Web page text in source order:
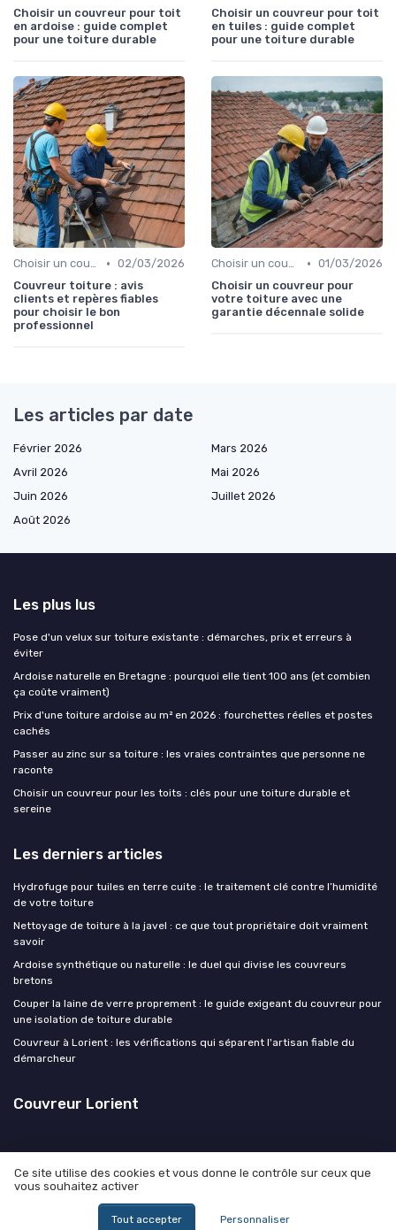
Choisir un couvreur pour toit
en ardoise : guide complet
pour une toiture durable
Choisir un couvreur pour toit
en tuiles : guide complet
pour une toiture durable
Choisir un couvreur • 02/03/2026
Couvreur toiture : avis
clients et repères fiables
pour choisir le bon
professionnel
Choisir un couvreur • 01/03/2026
Choisir un couvreur pour
votre toiture avec une
garantie décennale solide
Les articles par date
Février 2026
Mars 2026
Avril 2026
Mai 2026
Juin 2026
Juillet 2026
Août 2026
Les plus lus
Pose d'un velux sur toiture existante : démarches, prix et erreurs à
éviter
Ardoise naturelle en Bretagne : pourquoi elle tient 100 ans (et combien
ça coûte vraiment)
Prix d'une toiture ardoise au m² en 2026 : fourchettes réelles et postes
cachés
Passer au zinc sur sa toiture : les vraies contraintes que personne ne
raconte
Choisir un couvreur pour les toits : clés pour une toiture durable et
sereine
Les derniers articles
Hydrofuge pour tuiles en terre cuite : le traitement clé contre l’humidité
de votre toiture
Nettoyage de toiture à la javel : ce que tout propriétaire doit vraiment
savoir
Ardoise synthétique ou naturelle : le duel qui divise les couvreurs
bretons
Couper la laine de verre proprement : le guide exigeant du couvreur pour
une isolation de toiture durable
Couvreur à Lorient : les vérifications qui séparent l'artisan fiable du
démarcheur
Couvreur Lorient
Mentions légales
© Couvreur Lorient 2026
Ce site utilise des cookies et vous donne le contrôle sur ceux que
vous souhaitez activer
Tout accepter Personnaliser